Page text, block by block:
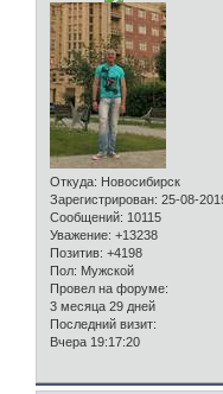
Откуда: Новосибирск
Зарегистрирован: 25-08-
Сообщений: 10115
Уважение: +13238
Позитив: +4198
Пол: Мужской
Провел на форуме:
3 месяца 29 дней
Последний визит:
Вчера 19:17:20